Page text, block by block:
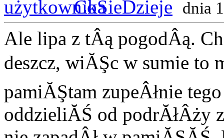
CoSieDzieje dnia
Ale lipa z tÂą pogodÂą.
deszcz, wiĂŞc w sumie to
pamiĂŞtam zupeÂłnie
oddzieliĂŚ od podrĂłÂży